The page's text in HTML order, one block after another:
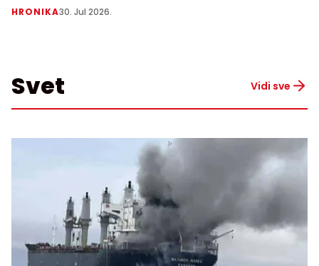
HRONIKA30. Jul 2026.
Svet Vidi sve